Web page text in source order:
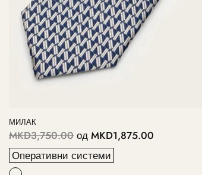
МИЛАК
MKD3,750.00 од MKD1,875.00
Оперативни системи